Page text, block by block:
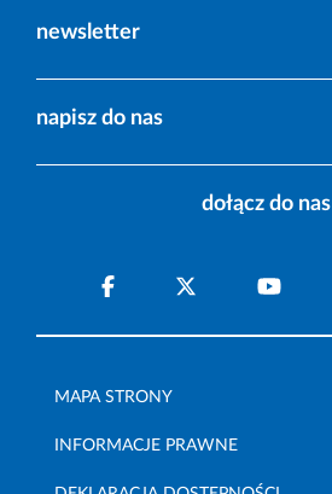
newsletter
napisz do nas
dołącz do nas
MAPA STRONY
INFORMACJE PRAWNE